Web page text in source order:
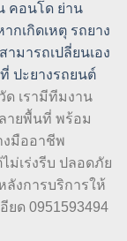
คอนโด ย่าน
กเกิดเหตุ รถยาง
มารถเปลี่ยนเอง
ปะยางรถยนต์
ด เรามีทีมงาน
ายพื้นที่ พร้อม
งมืออาชีพ
ม่เร่งรีบ ปลอดภัย
ลังการบริการให้
ยด 0951593494